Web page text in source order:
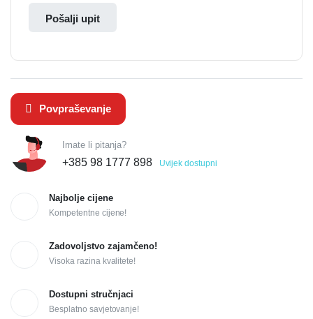
Pošalji upit
Povpraševanje
Imate li pitanja?
+385 98 1777 898 Uvijek dostupni
Najbolje cijene
Kompetentne cijene!
Zadovoljstvo zajamčeno!
Visoka razina kvalitete!
Dostupni stručnjaci
Besplatno savjetovanje!